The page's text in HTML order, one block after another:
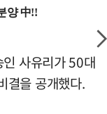
사유리가 50대
결을 공개했다.